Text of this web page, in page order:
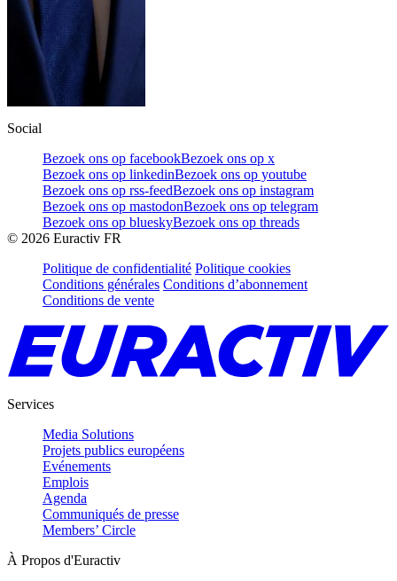
Social
Bezoek ons op facebookBezoek ons op x
Bezoek ons op linkedinBezoek ons op youtube
Bezoek ons op rss-feedBezoek ons op instagram
Bezoek ons op mastodonBezoek ons op telegram
Bezoek ons op blueskyBezoek ons op threads
© 2026 Euractiv FR
Politique de confidentialité Politique cookies
Conditions générales Conditions d’abonnement
Conditions de vente
Services
Media Solutions
Projets publics européens
Evénements
Emplois
Agenda
Communiqués de presse
Members’ Circle
À Propos d'Euractiv